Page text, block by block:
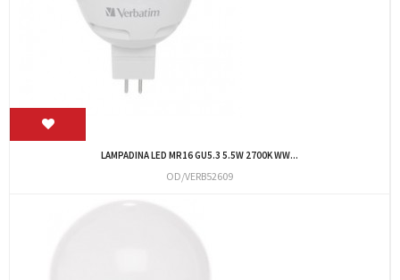
LAMPADINA LED MR16 GU5.3 5.5W 2700K WW...
OD/VERB52609